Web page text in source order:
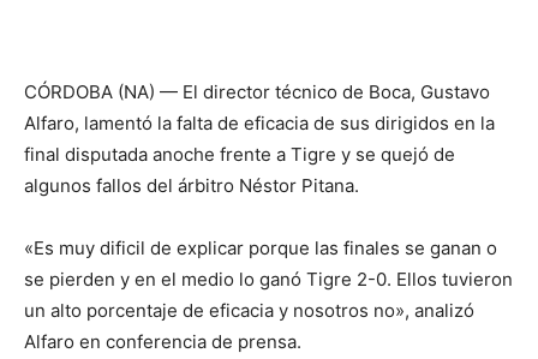
CÓRDOBA (NA) — El director técnico de Boca, Gustavo
Alfaro, lamentó la falta de eficacia de sus dirigidos en la
final disputada anoche frente a Tigre y se quejó de
algunos fallos del árbitro Néstor Pitana.
«Es muy dificil de explicar porque las finales se ganan o
se pierden y en el medio lo ganó Tigre 2-0. Ellos tuvieron
un alto porcentaje de eficacia y nosotros no», analizó
Alfaro en conferencia de prensa.